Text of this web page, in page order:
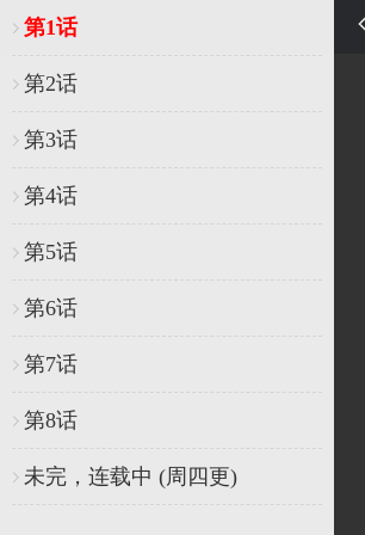
第1话
第2话
第3话
第4话
第5话
第6话
第7话
第8话
未完，连载中 (周四更)